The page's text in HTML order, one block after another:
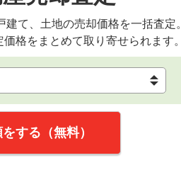
て、土地の売却価格を一括査定。
価格をまとめて取り寄せられます。
する（無料）